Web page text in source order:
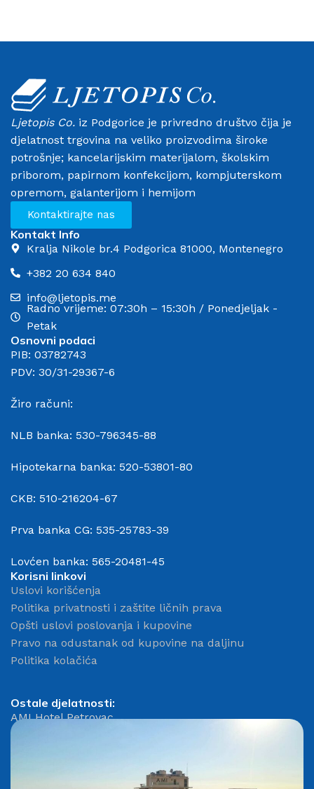
Ljetopis Co. iz Podgorice je privredno društvo čija je
djelatnost trgovina na veliko proizvodima široke
potrošnje; kancelarijskim materijalom, školskim
priborom, papirnom konfekcijom, kompjuterskom
opremom, galanterijom i hemijom
Kontaktirajte nas
Kontakt Info
Kralja Nikole br.4 Podgorica 81000, Montenegro
+382 20 634 840
info@ljetopis.me
Radno vrijeme: 07:30h – 15:30h / Ponedjeljak -
Petak
Osnovni podaci
PIB: 03782743
PDV: 30/31-29367-6
Žiro računi:
NLB banka: 530-796345-88
Hipotekarna banka: 520-53801-80
CKB: 510-216204-67
Prva banka CG: 535-25783-39
Lovćen banka: 565-20481-45
Korisni linkovi
Uslovi korišćenja
Politika privatnosti i zaštite ličnih prava
Opšti uslovi poslovanja i kupovine
Pravo na odustanak od kupovine na daljinu
Politika kolačića
Ostale djelatnosti:
AMI Hotel Petrovac